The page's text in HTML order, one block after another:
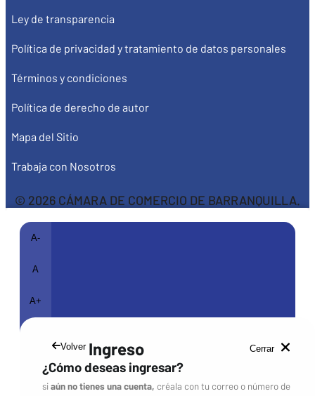
Ley de transparencia
Política de privacidad y tratamiento de datos personales
Términos y condiciones
Política de derecho de autor
Mapa del Sitio
Trabaja con Nosotros
© 2026 CÁMARA DE COMERCIO DE BARRANQUILLA.
A-
A
A+
Disminuye el tamaño del texto
Volver Cerrar
Ingreso
¿Cómo deseas ingresar?
siaún no tienes una cuenta, créala con tu correo o número de